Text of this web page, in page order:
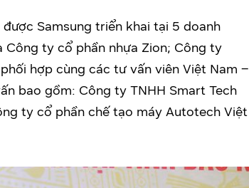
Samsung triển khai tại 5 doanh
Công ty cổ phần nhựa Zion; Công ty
hợp cùng các tư vấn viên Việt Nam –
bao gồm: Công ty TNHH Smart Tech
ty cổ phần chế tạo máy Autotech Việt